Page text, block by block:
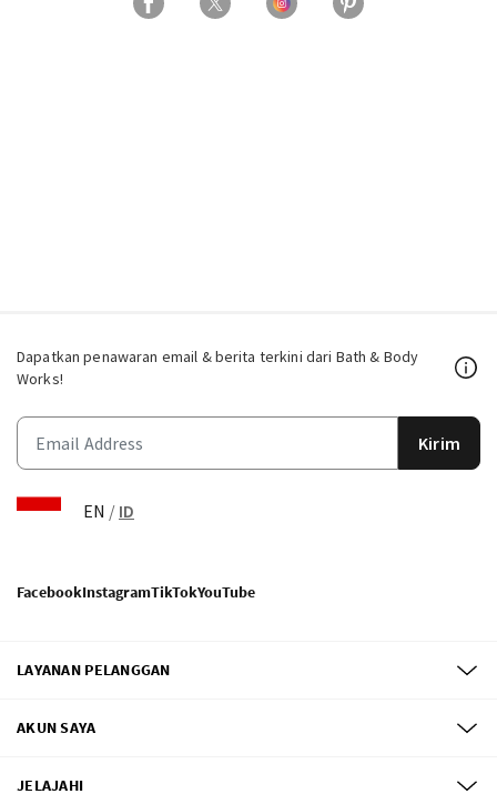
Dapatkan penawaran email & berita terkini dari Bath & Body
Works!
Kirim
EN / ID
FacebookInstagramTikTokYouTube
LAYANAN PELANGGAN
AKUN SAYA
JELAJAHI